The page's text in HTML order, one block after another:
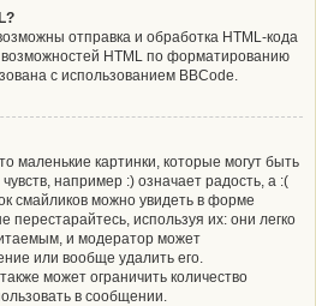
отправка и обработка HTML-кода
HTML по форматированию
с использованием BBCode.
маленькие картинки, которые могут быть
например :) означает радость, а :(
смайликов можно увидеть в форме
перестарайтесь, используя их: они легко
и модератор может
или вообще удалить его.
может ограничить количество
в сообщении.